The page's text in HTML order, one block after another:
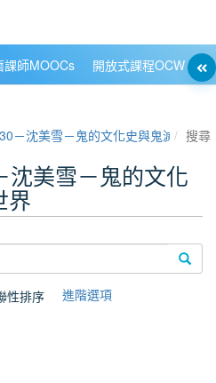
課師MOOCs 開放式課程OCW
－沈美雪－鬼的文化史與鬼滅之刃的
搜尋
沈美雪－鬼的文化
界
性排序 進階選項